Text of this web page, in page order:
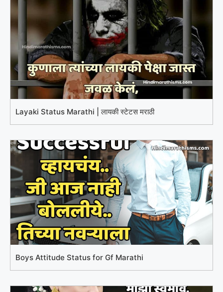
Layaki Status Marathi | लायकी स्टेटस मराठी
Boys Attitude Status for Gf Marathi